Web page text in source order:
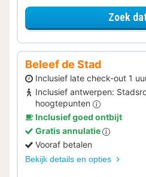
Zoek
Beleef de Stad
Inclusief late check-out 1
Inclusief antwerpen:
hoogtepunten
Inclusief goed ontbijt
Gratis annulatie
Vooraf betalen
Bekijk details en opties